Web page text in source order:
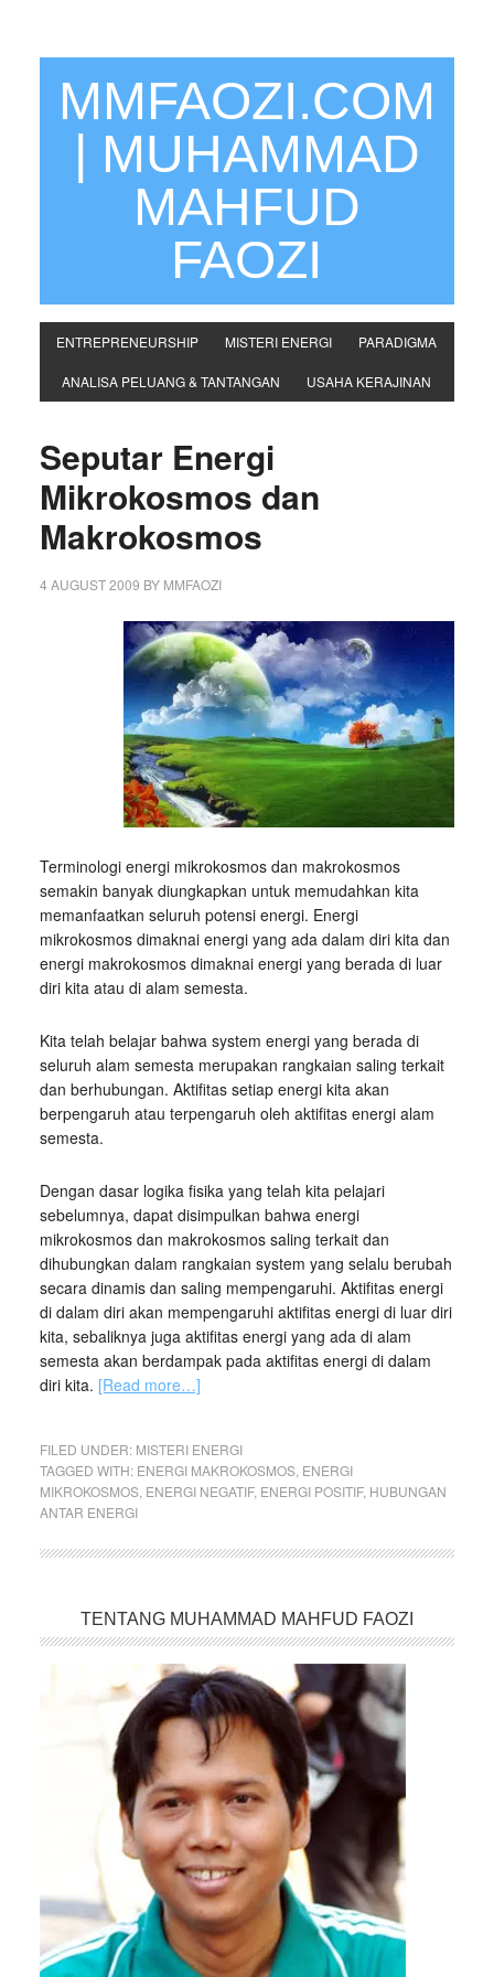
MMFAOZI.COM
| MUHAMMAD
MAHFUD
FAOZI
ENTREPRENEURSHIP MISTERI ENERGI PARADIGMA
ANALISA PELUANG & TANTANGAN USAHA KERAJINAN
Seputar Energi
Mikrokosmos dan
Makrokosmos
4 AUGUST 2009 BY MMFAOZI
Terminologi energi mikrokosmos dan makrokosmos
semakin banyak diungkapkan untuk memudahkan kita
memanfaatkan seluruh potensi energi. Energi
mikrokosmos dimaknai energi yang ada dalam diri kita dan
energi makrokosmos dimaknai energi yang berada di luar
diri kita atau di alam semesta.
Kita telah belajar bahwa system energi yang berada di
seluruh alam semesta merupakan rangkaian saling terkait
dan berhubungan. Aktifitas setiap energi kita akan
berpengaruh atau terpengaruh oleh aktifitas energi alam
semesta.
Dengan dasar logika fisika yang telah kita pelajari
sebelumnya, dapat disimpulkan bahwa energi
mikrokosmos dan makrokosmos saling terkait dan
dihubungkan dalam rangkaian system yang selalu berubah
secara dinamis dan saling mempengaruhi. Aktifitas energi
di dalam diri akan mempengaruhi aktifitas energi di luar diri
kita, sebaliknya juga aktifitas energi yang ada di alam
semesta akan berdampak pada aktifitas energi di dalam
diri kita. [Read more…]
FILED UNDER: MISTERI ENERGI
TAGGED WITH: ENERGI MAKROKOSMOS, ENERGI
MIKROKOSMOS, ENERGI NEGATIF, ENERGI POSITIF, HUBUNGAN
ANTAR ENERGI
TENTANG MUHAMMAD MAHFUD FAOZI